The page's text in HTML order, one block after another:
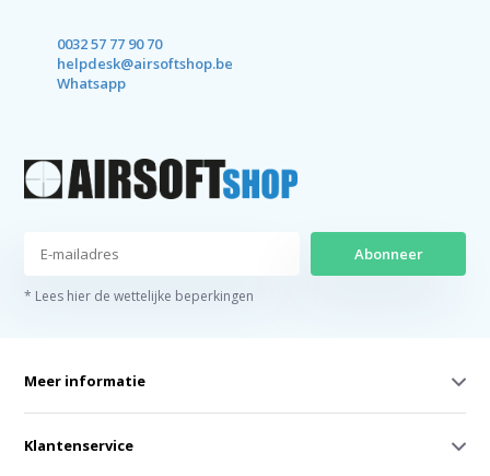
0032 57 77 90 70
helpdesk@airsoftshop.be
Whatsapp
Abonneer
* Lees hier de wettelijke beperkingen
Meer informatie
Klantenservice